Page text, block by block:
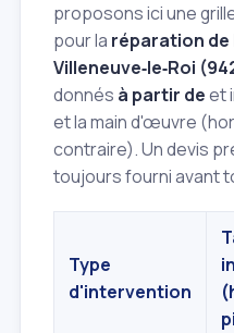
proposons ici une
pour la réparation de
Villeneuve‑le‑Roi
donnés à partir deet
et la main d'œuvre
contraire). Un devis
toujours fourni avant
Type
d'intervention